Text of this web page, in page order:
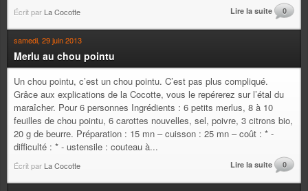
Écrit par La Cocotte Lire la suite 0
samedi, 29 juin 2013
Merlu au chou pointu
Un chou pointu, c’est un chou pointu. C’est pas plus compliqué.
Grâce aux explications de la Cocotte, vous le repérerez sur l’étal du
maraîcher. Pour 6 personnes Ingrédients : 6 petits merlus, 8 à 10
feuilles de chou pointu, 6 carottes nouvelles, sel, poivre, 3 citrons bio,
20 g de beurre. Préparation : 15 mn – cuisson : 25 mn – coût : * -
difficulté : * - ustensile : couteau à...
Écrit par La Cocotte Lire la suite 0